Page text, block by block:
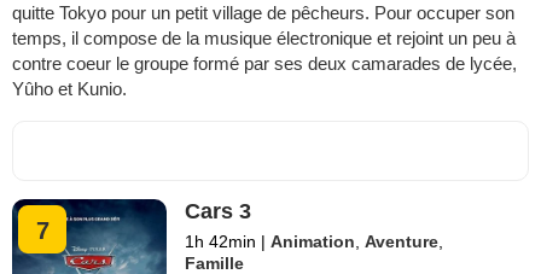
quitte Tokyo pour un petit village de pêcheurs. Pour occuper son
temps, il compose de la musique électronique et rejoint un peu à
contre coeur le groupe formé par ses deux camarades de lycée,
Yûho et Kunio.
7
Cars 3
1h 42min | Animation ,Aventure
Famille